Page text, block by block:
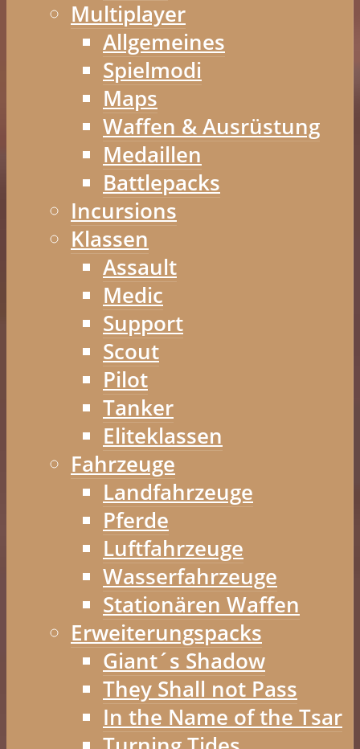
Multiplayer
Allgemeines
Spielmodi
Maps
Waffen & Ausrüstung
Medaillen
Battlepacks
Incursions
Klassen
Assault
Medic
Support
Scout
Pilot
Tanker
Eliteklassen
Fahrzeuge
Landfahrzeuge
Pferde
Luftfahrzeuge
Wasserfahrzeuge
Stationären Waffen
Erweiterungspacks
Giant´s Shadow
They Shall not Pass
In the Name of the Tsar